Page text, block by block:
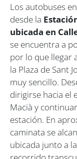
Los autobuses
desde la
ubicada en
se encuentra a
por lo que llegar
la Plaza de Sant
muy sencillo.
dirigirse hacia el
Macià y
estación. En
caminata se
ubicada junto a